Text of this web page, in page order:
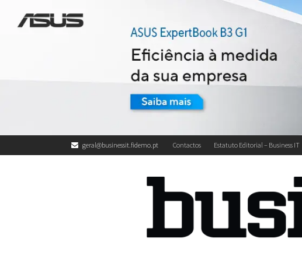
geral@businessit.fidemo.pt Contactos Estatuto Editorial – Business IT